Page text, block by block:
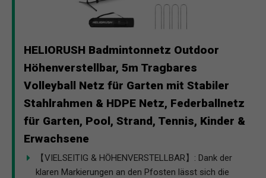
HELIORUSH Badmintonnetz Outdoor
Höhenverstellbar, 5m Tragbares
Volleyball Netz für Garten mit Stabiler
Stahlrahmen & HDPE Netz, Federballnetz
für Garten, Pool, Strand, Tennis, Kinder &
Erwachsene
【VIELSEITIG & HÖHENVERSTELLBAR】: Dank der
klaren Markierungen an den Pfosten lässt sich die